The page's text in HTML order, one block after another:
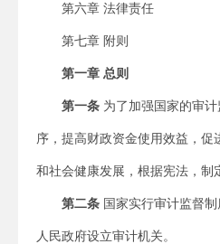
第六章 法律责任
第七章 附则
第一章 总则
第一条 为了加强国家的审
序，提高财政资金使用效益，促
和社会健康发展，根据宪法，制
第二条 国家实行审计监督
人民政府设立审计机关。